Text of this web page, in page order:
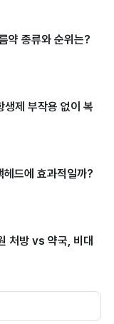
약 종류와 순위는?
생제 부작용 없이 복
헤드에 효과적일까?
처방 vs 약국, 비대